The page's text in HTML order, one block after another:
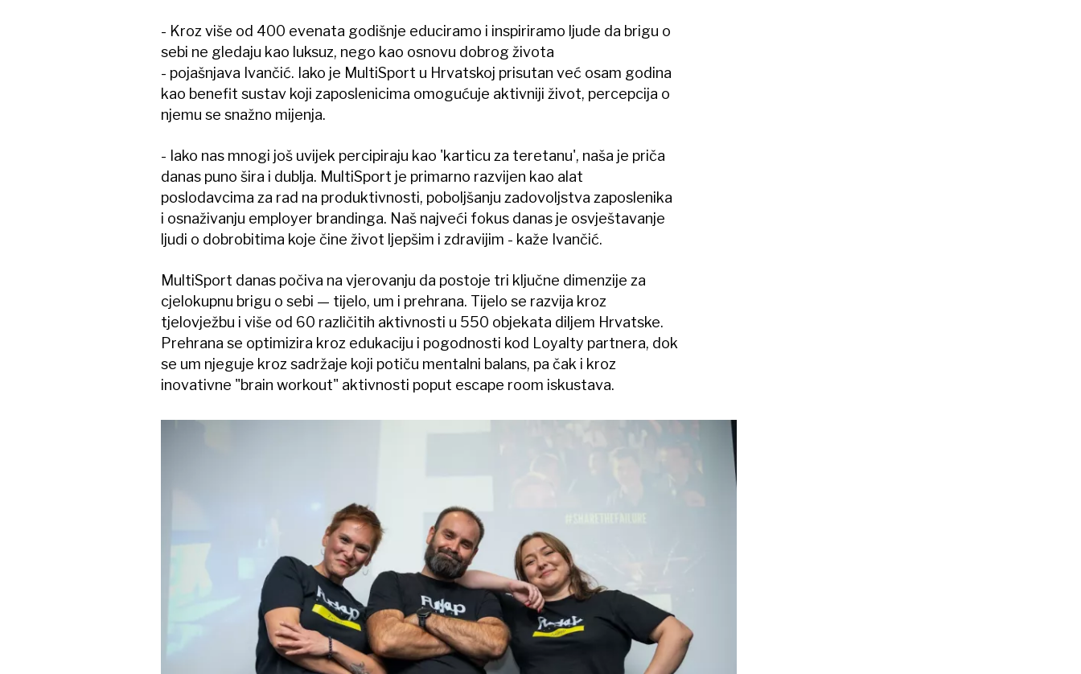
- Kroz više od 400 evenata godišnje educiramo i inspiriramo ljude da brigu o
sebi ne gledaju kao luksuz, nego kao osnovu dobrog života
- pojašnjava Ivančić. Iako je MultiSport u Hrvatskoj prisutan već osam godina
kao benefit sustav koji zaposlenicima omogućuje aktivniji život, percepcija o
njemu se snažno mijenja.
- Iako nas mnogi još uvijek percipiraju kao 'karticu za teretanu', naša je priča
danas puno šira i dublja. MultiSport je primarno razvijen kao alat
poslodavcima za rad na produktivnosti, poboljšanju zadovoljstva zaposlenika
i osnaživanju employer brandinga. Naš najveći fokus danas je osvještavanje
ljudi o dobrobitima koje čine život ljepšim i zdravijim - kaže Ivančić.
MultiSport danas počiva na vjerovanju da postoje tri ključne dimenzije za
cjelokupnu brigu o sebi — tijelo, um i prehrana. Tijelo se razvija kroz
tjelovježbu i više od 60 različitih aktivnosti u 550 objekata diljem Hrvatske.
Prehrana se optimizira kroz edukaciju i pogodnosti kod Loyalty partnera, dok
se um njeguje kroz sadržaje koji potiču mentalni balans, pa čak i kroz
inovativne "brain workout" aktivnosti poput escape room iskustava.